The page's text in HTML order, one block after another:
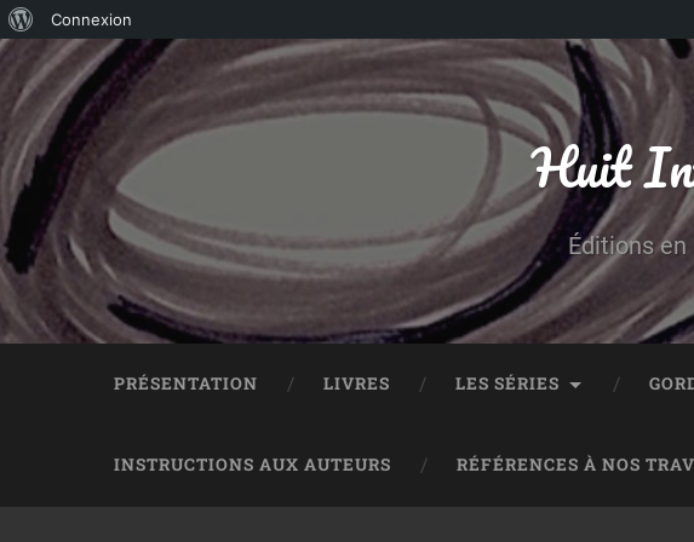
Connexion
Huit
Éditions
PRÉSENTATION LIVRES LES SÉRIES
INSTRUCTIONS AUX AUTEURS RÉFÉRENCES À NOS